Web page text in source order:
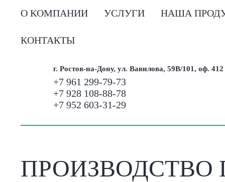
О КОМПАНИИ УСЛУГИ НАША
КОНТАКТЫ
г. Ростов-на-Дону, ул. Вавилова, 59В/101, оф. 412
+7 961 299-79-73
+7 928 108-88-78
+7 952 603-31-29